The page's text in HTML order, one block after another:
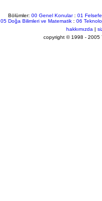
Bölümler: 00 Genel Konular: 01
05 Doğa Bilimleri ve Matematik: 06
hakkımızda |
copyright © 1998 - 2005